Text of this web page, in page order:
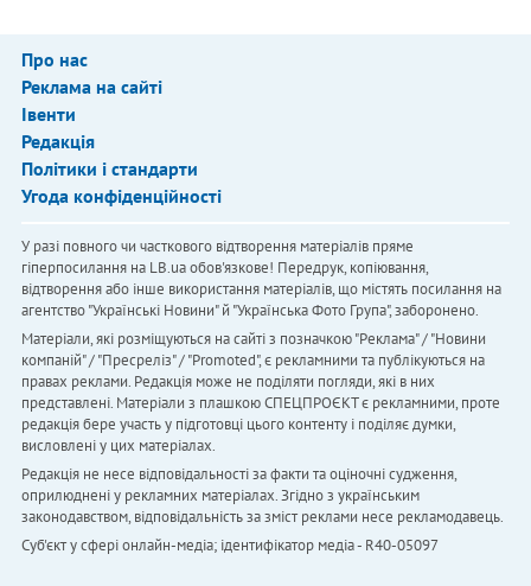
Про нас
Реклама на сайті
Івенти
Редакція
Політики і стандарти
Угода конфіденційності
У разі повного чи часткового відтворення матеріалів пряме
гіперпосилання на LB.ua обов'язкове! Передрук, копіювання,
відтворення або інше використання матеріалів, що містять посилання на
агентство "Українськi Новини" й "Українська Фото Група", заборонено.
Матеріали, які розміщуються на сайті з позначкою "Реклама" / "Новини
компаній" / "Пресреліз" / "Promoted", є рекламними та публікуються на
правах реклами. Редакція може не поділяти погляди, які в них
представлені. Матеріали з плашкою СПЕЦПРОЄКТ є рекламними, проте
редакція бере участь у підготовці цього контенту і поділяє думки,
висловлені у цих матеріалах.
Редакція не несе відповідальності за факти та оціночні судження,
оприлюднені у рекламних матеріалах. Згідно з українським
законодавством, відповідальність за зміст реклами несе рекламодавець.
Cуб'єкт у сфері онлайн-медіа; ідентифікатор медіа - R40-05097